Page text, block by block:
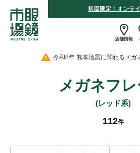
初回限定！オンラ
店舗情報
令和8年 熊本地震に関わるメガ
メガネフレ
(レッド系)
112件